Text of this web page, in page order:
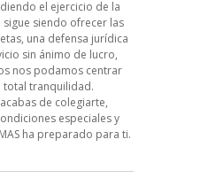
el ejercicio de la
siendo ofrecer las
una defensa jurídica
sin ánimo de lucro,
nos podamos centrar
total tranquilidad.
de colegiarte,
especiales y
ha preparado para ti.